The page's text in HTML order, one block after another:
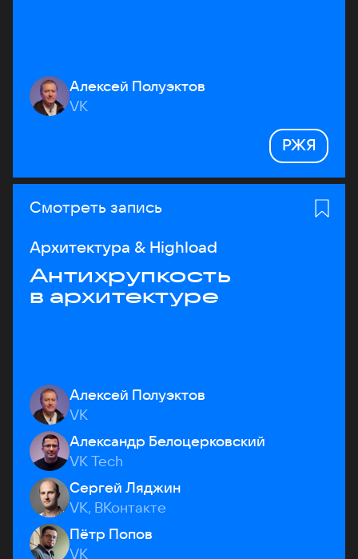
Алексей Полуэктов
VK
РЖЯ
Смотреть запись
Архитектура & Highload
Антихрупкость
в архитектуре
Алексей Полуэктов
VK
Александр Белоцерковский
VK Tech
Сергей Ляджин
VK, ВКонтакте
Пётр Попов
VK